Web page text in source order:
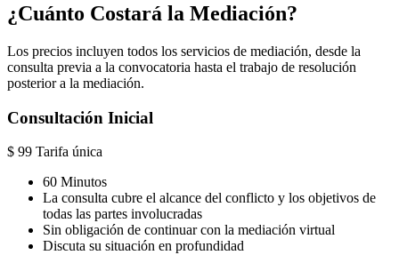
¿Cuánto Costará la Mediación?
Los precios incluyen todos los servicios de mediación, desde la
consulta previa a la convocatoria hasta el trabajo de resolución
posterior a la mediación.
Consultación Inicial
$ 99 Tarifa única
60 Minutos
La consulta cubre el alcance del conflicto y los objetivos de
todas las partes involucradas
Sin obligación de continuar con la mediación virtual
Discuta su situación en profundidad